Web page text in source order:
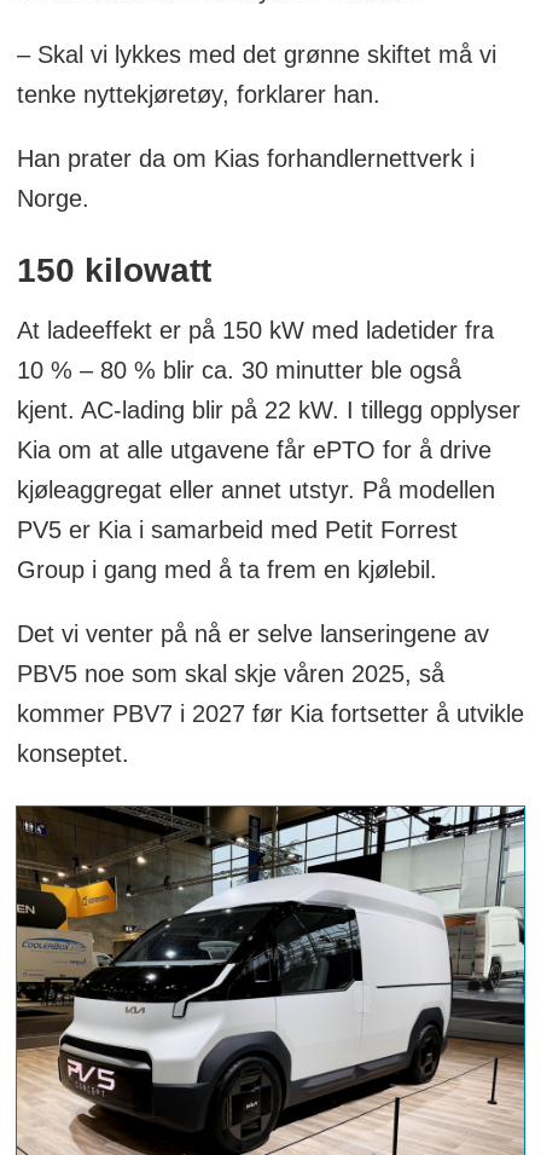
– Skal vi lykkes med det grønne skiftet må vi
tenke nyttekjøretøy, forklarer han.
Han prater da om Kias forhandlernettverk i
Norge.
150 kilowatt
At ladeeffekt er på 150 kW med ladetider fra
10 % – 80 % blir ca. 30 minutter ble også
kjent. AC-lading blir på 22 kW. I tillegg opplyser
Kia om at alle utgavene får ePTO for å drive
kjøleaggregat eller annet utstyr. På modellen
PV5 er Kia i samarbeid med Petit Forrest
Group i gang med å ta frem en kjølebil.
Det vi venter på nå er selve lanseringene av
PBV5 noe som skal skje våren 2025, så
kommer PBV7 i 2027 før Kia fortsetter å utvikle
konseptet.